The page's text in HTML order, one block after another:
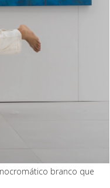
branco que